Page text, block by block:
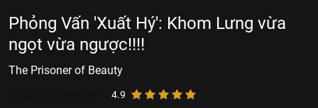
Phỏng Vấn 'Xuất Hý': Khom Lưng vừa
ngọt vừa ngược!!!!
The Prisoner of Beauty
4.9